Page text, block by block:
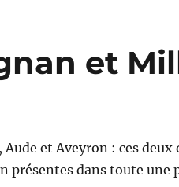
et
Aude et Aveyron : ces
présentes dans toute une